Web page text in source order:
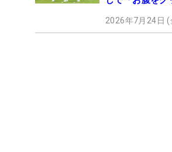
2026年7月24日